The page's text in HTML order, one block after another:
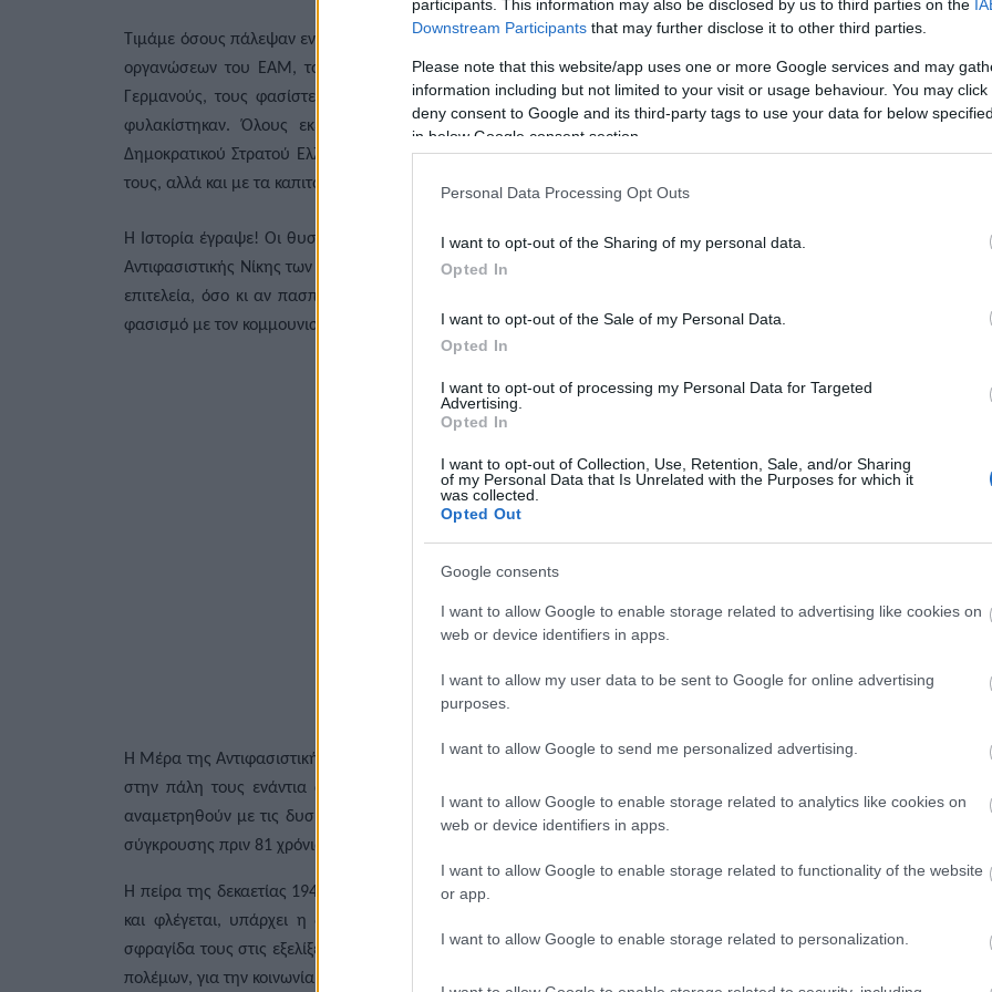
participants. This information may also be disclosed by us to third parties on the
Downstream Participants that may further disclose it to other third parties.
Please note that this website/app uses one or more Google services and may
information including but not limited to your visit or usage behaviour. You may
deny consent to Google and its third-party tags to use your data for below
in below Google consent section.
Personal Data Processing Opt Outs
I want to opt-out of the Sharing of my personal data.
Opted In
I want to opt-out of the Sale of my Personal Data.
Opted In
I want to opt-out of processing my Personal Data for Targeted
Advertising.
Opted In
I want to opt-out of Collection, Use, Retention, Sale, and/or Sharing
of my Personal Data that Is Unrelated with the Purposes for which it
was collected.
Opted Out
Google consents
I want to allow Google to enable storage related to advertising like cookies on
web or device identifiers in apps.
I want to allow my user data to be sent to Google for online advertising
purposes.
I want to allow Google to send me personalized advertising.
I want to allow Google to enable storage related to analytics like cookies on
web or device identifiers in apps.
I want to allow Google to enable storage related to functionality of the website
or app.
I want to allow Google to enable storage related to personalization.
Τιμάμε όσους πάλεψαν ενάντια στους ναζί κατακτητές και τους ντόπιους συνεργάτες τους μέσα από τις γραμμές των
οργανώσεων του ΕΑΜ, του ΕΛΑΣ, της ΕΠΟΝ. Όλους αυτούς που με το όπλο στο χέρι ελευθέρωσαν την Ελλάδα
Γερμανούς, τους φασίστες Ιταλούς και τους Βούλγαρους κατακτητές και μετά την απελευθέρωση διώχθηκαν,
φυλακίστηκαν. Όλους εκείνους που βάδισαν περήφανα στο εκτελεστικό απόσπασμα, τους μαχητές και της
Δημοκρατικού Στρατού Ελλάδας που αναμετρήθηκαν με την αστική τάξη, με το σύνολο των πολιτικών της
τους, αλλά και με τα καπιταλιστικά κράτη της Μ. Βρετανίας και των ΗΠΑ.
Η Ιστορία έγραψε! Οι θυσίες του λαού μας και των λαών όλου του κόσμου είναι η απόδειξη! Η 9
Μάη είναι η
Αντιφασιστικής Νίκης των Λαών και όσο μελάνι κι αν χυθεί από τις κυβερνήσεις και τα αστικά κόμματα, την ΕΕ και τα
επιτελεία, όσο κι αν πασπαλιστεί με αντικομμουνισμό και την ανιστόρητη θεωρία των δύο άκρων, που προσπαθεί
φασισμό με τον κομμουνισμό, η ιστορία δεν μπορεί να ξαναγραφτεί.
Η Μέρα της Αντιφασιστική
ς, συνεχίζει να εμπνέει εκατομμύρια αγωνιστές και κομμουνιστές, εργάτες και λαό σε
στην πάλη τους ενάντια στον ιμπεριαλιστικό πόλεμο και τον καπιταλισμό. Η Ιστορία διδάσκει πως οι λαοί
αναμετρηθούν με τις δυσκολίες και τους αρνητικούς συσχετισμούς και να βγούνε νικητές. Αυτό έδειξε και η έκβαση
σύγκρουσης πριν 81 χρόνια.
Η πείρα της δεκαετίας 1940 – 1949, δεκαετίας όξυνσης της ταξικής πάλης στην Ελλάδα, αποδεικνύει ότι σε έναν
και φλέγεται, υπάρχει η δυνατότητα οι εργαζόμενοι και τα λαϊκά στρώματα να βγουν ορμητικά στο προσκήνιο,
σφραγίδα τους στις εξελίξεις, με το ΚΚΕ μπροστά, ανοίγοντας τον δρόμο της ανατροπής του συστήματος της
πολέμων, για την κοινωνία της συνεργασίας και φιλίας των λαών, τον σοσιαλισμό – κομμουνισμό.